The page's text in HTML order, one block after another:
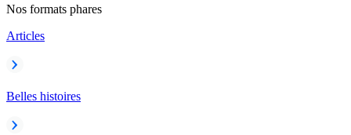
Nos formats phares
Articles
Belles histoires